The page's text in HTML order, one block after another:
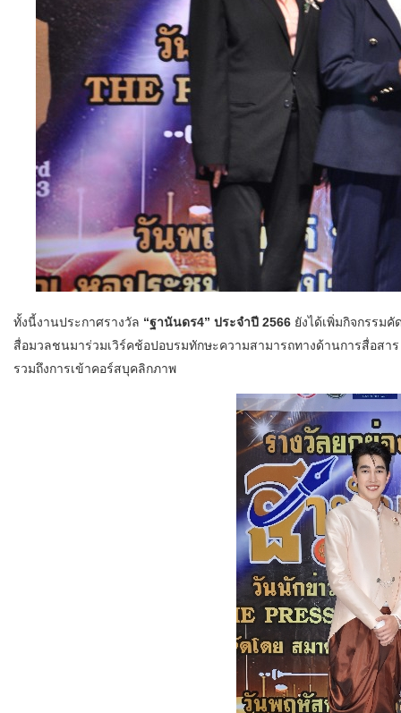
ทั้งนี้งานประกาศรางวัล “ฐานันดร4” ประจำปี 2566 ยังได้เพิ่มกิจกรรม
สื่อมวลชนมาร่วมเวิร์คช้อปอบรมทักษะความสามารถทางด้านการสื่อสา
รวมถึงการเข้าคอร์สบุคลิกภาพ